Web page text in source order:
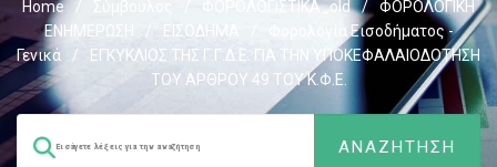
Home / Σύμβουλος ΦΟΡΟΛΟΓΙΣΤΙΚΑ_old /
ΦΟΡΟΛΟΓΙΚΗ
ΕΝΗΜΕΡΩΣΗ
/ ΕΙΣΟΔΗΜΑ
Φορολογία Εισοδήματος -
Γενικά
/
ΕΓΚΥΚΛΙΟΣ ΤΗΣ Γ.Γ.Δ.Ε. ΓΙΑ ΤΗΝ ΥΠΟΚΕΦΑΛΑΙΟΔΟΤΗΣΗ
ΤΟΥ ΑΡΘΡΟΥ 49 ΤΟΥ Κ.Φ.Ε.